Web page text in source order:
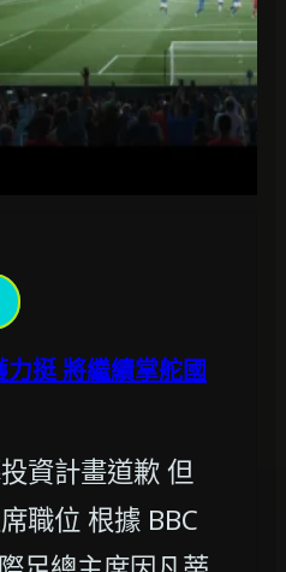
挺 將繼續掌舵國
資計畫道歉 但
職位 根據 BBC